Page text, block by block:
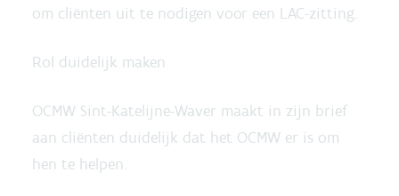
om cliënten uit te nodigen voor een LAC-zitting.
Rol duidelijk maken
OCMW Sint-Katelijne-Waver maakt in zijn brief
aan cliënten duidelijk dat het OCMW er is om
hen te helpen.